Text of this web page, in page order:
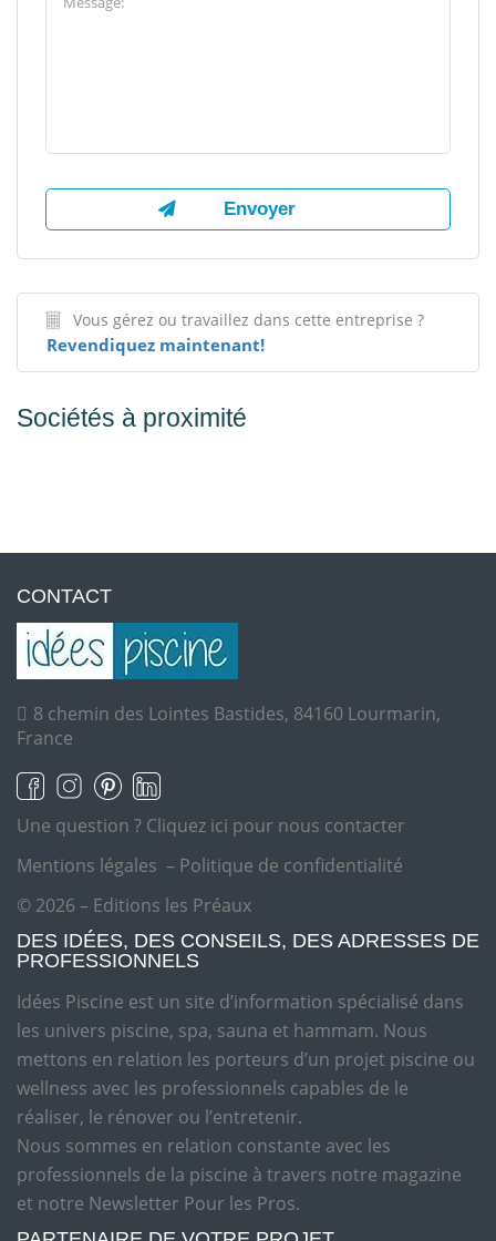
Vous gérez ou travaillez dans cette entreprise ?
Revendiquez maintenant!
Sociétés à proximité
CONTACT
8 chemin des Lointes Bastides, 84160 Lourmarin,
France
Une question ? Cliquez ici pour nous contacter
Mentions légales – Politique de confidentialité
© 2026 – Editions les Préaux
DES IDÉES, DES CONSEILS, DES ADRESSES DE
PROFESSIONNELS
Idées Piscine est un site d’information spécialisé dans
les univers piscine, spa, sauna et hammam. Nous
mettons en relation les porteurs d’un projet piscine ou
wellness avec les professionnels capables de le
réaliser, le rénover ou l’entretenir.
Nous sommes en relation constante avec les
professionnels de la piscine à travers notre magazine
et notre Newsletter Pour les Pros.